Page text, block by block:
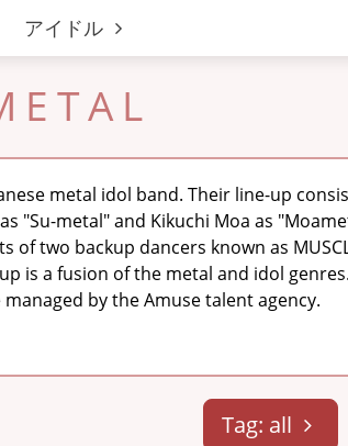
アイドル
metal idol band. Their line-up
"Su-metal" and Kikuchi Moa as
of two backup dancers known as
is a fusion of the metal and idol
by the Amuse talent agency.
Tag: all